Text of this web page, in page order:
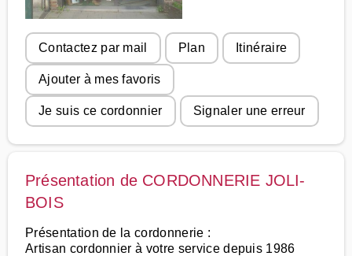
Contactez par mail Plan Itinéraire
Ajouter à mes favoris
Je suis ce cordonnier Signaler une erreur
Présentation de CORDONNERIE JOLI-
BOIS
Présentation de la cordonnerie :
Artisan cordonnier à votre service depuis 1986